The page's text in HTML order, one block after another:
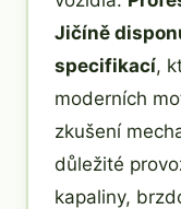
Jičíně
specifikací,
moderních
zkušení
důležité
kapaliny,